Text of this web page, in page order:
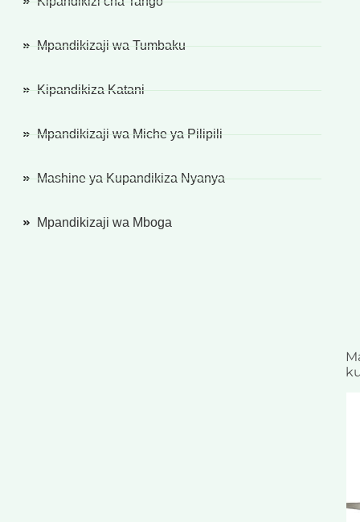
Mpandikizaji wa Tumbaku
Kipandikiza Katani
Mpandikizaji wa Miche ya Pilipili
Mashine ya Kupandikiza Nyanya
Mpandikizaji wa Mboga